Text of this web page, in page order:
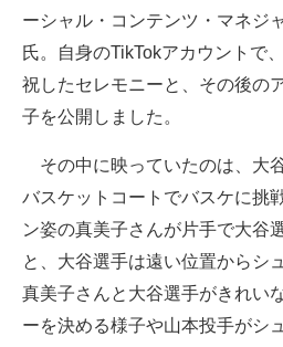
ーシャル・コンテンツ・マネジ
氏。自身のTikTokアカウントで
祝したセレモニーと、その後の
子を公開しました。
その中に映っていたのは、大
バスケットコートでバスケに挑
ン姿の真美子さんが片手で大谷
と、大谷選手は遠い位置からシ
真美子さんと大谷選手がきれい
ーを決める様子や山本投手がシ